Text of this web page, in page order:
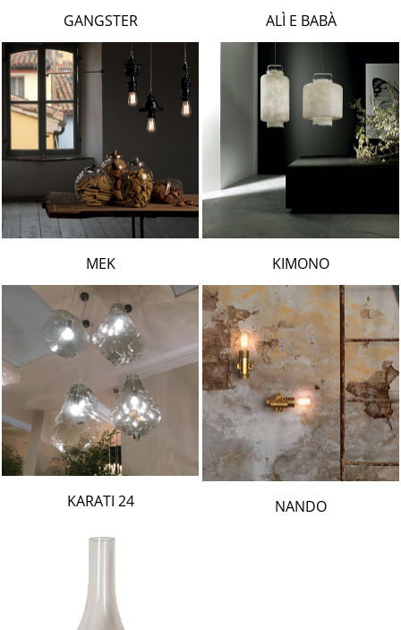
PORSCHE
CATELLANI & SMITH
VIABIZZUNO
ALÌ E BABÀ
GANGSTER
KIMONO
MEK
NANDO
24 KARATI